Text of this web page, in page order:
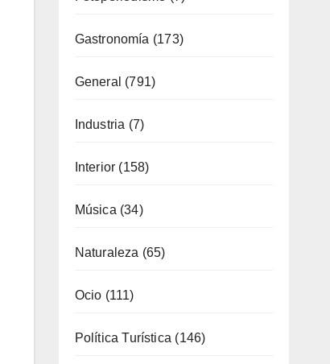
Formación(51)
Fotoperiodismo
Gastronomía
General(791)
Industria(7)
Interior(158)
Música(34)
Naturaleza(65)